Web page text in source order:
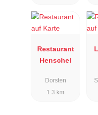
Restaurant
Henschel
Dorsten
1.3 km